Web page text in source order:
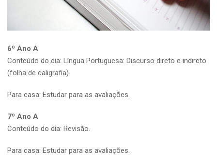
6º Ano A
Conteúdo do dia: Língua Portuguesa: Discurso direto e indireto
(folha de caligrafia).
Para casa: Estudar para as avaliações.
7º Ano A
Conteúdo do dia: Revisão.
Para casa: Estudar para as avaliações.